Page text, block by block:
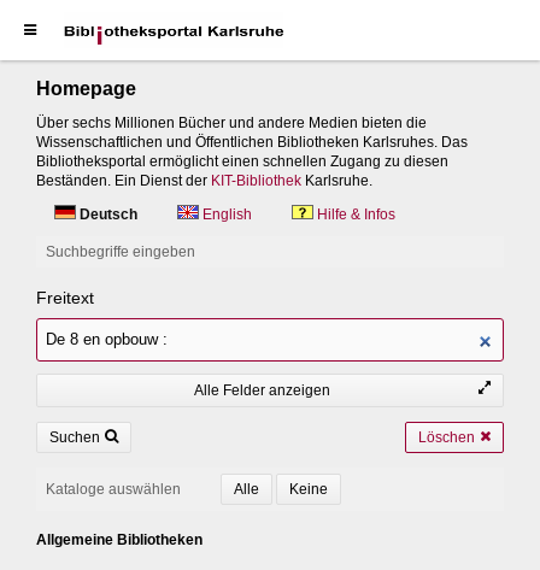
Homepage
Über sechs Millionen Bücher und andere Medien bieten die
Wissenschaftlichen und Öffentlichen Bibliotheken Karlsruhes. Das
Bibliotheksportal ermöglicht einen schnellen Zugang zu diesen
Beständen. Ein Dienst der KIT-Bibliothek Karlsruhe.
Deutsch
English Hilfe & Infos
Suchbegriffe eingeben
Freitext
Alle Felder anzeigen
Suchen Löschen
Kataloge auswählen
Allgemeine Bibliotheken